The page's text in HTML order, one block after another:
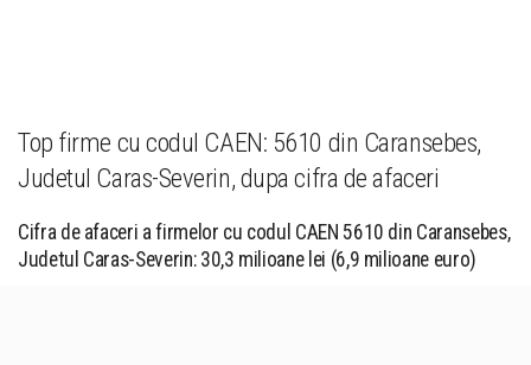
Top firme cu codul CAEN: 5610 din Caransebes,
Judetul Caras-Severin, dupa cifra de afaceri
Cifra de afaceri a firmelor cu codul CAEN 5610 din Caransebes,
Judetul Caras-Severin: 30,3 milioane lei (6,9 milioane euro)